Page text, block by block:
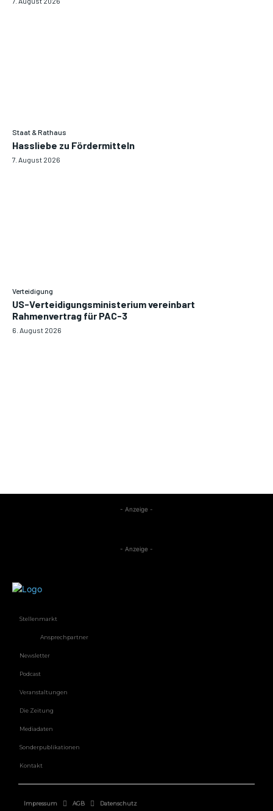
Staat & Rathaus
Hassliebe zu Fördermitteln
7. August 2026
Verteidigung
US-Verteidigungsministerium vereinbart
Rahmenvertrag für PAC-3
6. August 2026
- Anzeige -
- Anzeige -
Stellenmarkt
Ansprechpartner
Newsletter
Podcast
Veranstaltungen
Die Zeitung
Mediadaten
Sonderpublikationen
Kontakt
Impressum AGB Datenschutz